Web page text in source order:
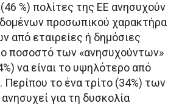
(46 %) πολίτες της ΕΕ ανησυχούν
προσωπικού χαρακτήρα
από εταιρείες ή δημόσιες
ποσοστό των «ανησυχούντων»
να είναι το υψηλότερο από
Περίπου το ένα τρίτο (34%) των
για τη δυσκολία